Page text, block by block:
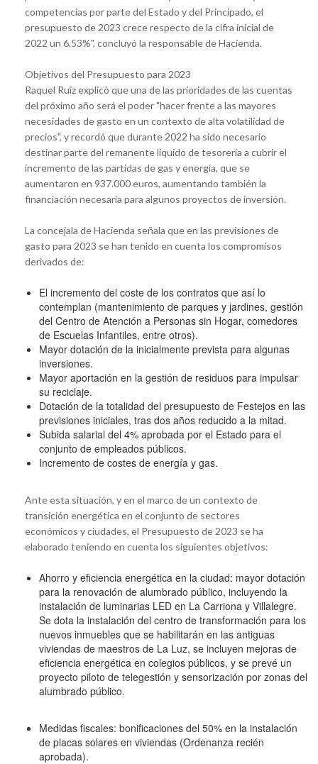
competencias por parte del Estado y del Principado, el
presupuesto de 2023 crece respecto de la cifra inicial de
2022 un 6,53%", concluyó la responsable de Hacienda.
Objetivos del Presupuesto para 2023
Raquel Ruiz explicó que una de las prioridades de las cuentas
del próximo año será el poder "hacer frente a las mayores
necesidades de gasto en un contexto de alta volatilidad de
precios", y recordó que durante 2022 ha sido necesario
destinar parte del remanente liquido de tesorería a cubrir el
incremento de las partidas de gas y energía, que se
aumentaron en 937.000 euros, aumentando también la
financiación necesaria para algunos proyectos de inversión.
La concejala de Hacienda señala que en las previsiones de
gasto para 2023 se han tenido en cuenta los compromisos
derivados de:
El incremento del coste de los contratos que así lo
contemplan (mantenimiento de parques y jardines, gestión
del Centro de Atención a Personas sin Hogar, comedores
de Escuelas Infantiles, entre otros).
Mayor dotación de la inicialmente prevista para algunas
inversiones.
Mayor aportación en la gestión de residuos para impulsar
su reciclaje.
Dotación de la totalidad del presupuesto de Festejos en las
previsiones iniciales, tras dos años reducido a la mitad.
Subida salarial del 4% aprobada por el Estado para el
conjunto de empleados públicos.
Incremento de costes de energía y gas.
Ante esta situación, y en el marco de un contexto de
transición energética en el conjunto de sectores
económicos y ciudades, el Presupuesto de 2023 se ha
elaborado teniendo en cuenta los siguientes objetivos:
Ahorro y eficiencia energética en la ciudad: mayor dotación
para la renovación de alumbrado público, incluyendo la
instalación de luminarias LED en La Carriona y Villalegre.
Se dota la instalación del centro de transformación para los
nuevos inmuebles que se habilitarán en las antiguas
viviendas de maestros de La Luz, se incluyen mejoras de
eficiencia energética en colegios públicos, y se prevé un
proyecto piloto de telegestión y sensorización por zonas del
alumbrado público.
Medidas fiscales: bonificaciones del 50% en la instalación
de placas solares en viviendas (Ordenanza recién
aprobada).